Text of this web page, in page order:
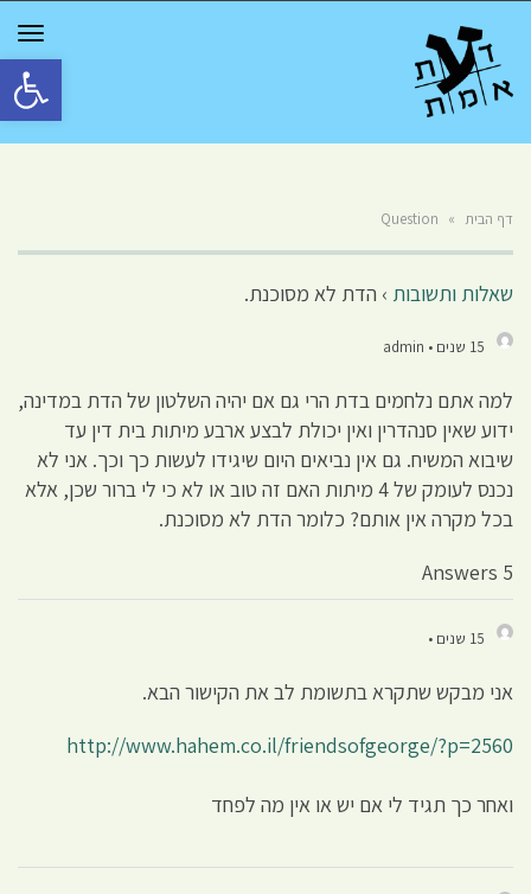
פתח
דף הבית »
Question
שאלות ותשובות › הדת לא מסוכנת.
15 שנים • admin
למה אתם נלחמים בדת הרי גם אם יהיה השלטון של הדת במדינה,
ידוע שאין סנהדרין ואין יכולת לבצע ארבע מיתות בית דין עד
שיבוא המשיח. גם אין נביאים היום שיגידו לעשות כך וכך. אני לא
נכנס לעומק של 4 מיתות האם זה טוב או לא כי לי ברור שכן, אלא
בכל מקרה אין אותם? כלומר הדת לא מסוכנת.
5 Answers
15 שנים •
אני מבקש שתקרא בתשומת לב את הקישור הבא.
http://www.hahem.co.il/friendsofgeorge/?p=2560
ואחר כך תגיד לי אם יש או אין מה לפחד